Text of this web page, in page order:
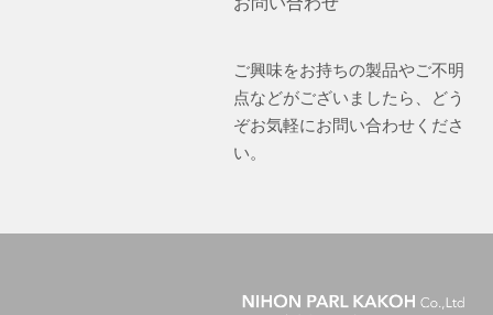
ご興味をお持ちの製品やご不明
点などがございましたら、どう
ぞお気軽にお問い合わせくださ
い。